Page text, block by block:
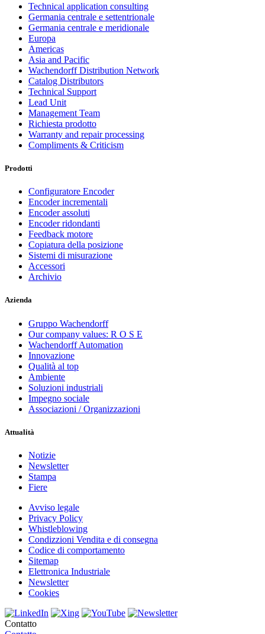
Technical application consulting
Germania centrale e settentrionale
Germania centrale e meridionale
Europa
Americas
Asia and Pacific
Wachendorff Distribution Network
Catalog Distributors
Technical Support
Lead Unit
Management Team
Richiesta prodotto
Warranty and repair processing
Compliments & Criticism
Prodotti
Configuratore Encoder
Encoder incrementali
Encoder assoluti
Encoder ridondanti
Feedback motore
Copiatura della posizione
Sistemi di misurazione
Accessori
Archivio
Azienda
Gruppo Wachendorff
Our company values: R O S E
Wachendorff Automation
Innovazione
Qualità al top
Ambiente
Soluzioni industriali
Impegno sociale
Associazioni / Organizzazioni
Attualità
Notizie
Newsletter
Stampa
Fiere
Avviso legale
Privacy Policy
Whistleblowing
Condizzioni Vendita e di consegna
Codice di comportamento
Sitemap
Elettronica Industriale
Newsletter
Cookies
Contatto